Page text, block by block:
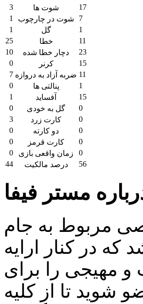
3 شوت ها
17
1
شوت در چارچوب
7
1
گل
1
25
خطا
11
10
دچار خطا شده
23
0
کرنر
15
7 ضربه آزاد به دروازه 11
0
پنالتی ها
1
1
آفساید
15
0
گل به خودی
0
3
کارت زرد
0
0
دو کارته
0
0
کارت قرمز
0
0
زمان واقعی بازی
0
44
درصد مالکیت 56
مستر فیفا
مربوط به جام
در کنار ارایه
مهیجی را برای
شوید تا از کلیه